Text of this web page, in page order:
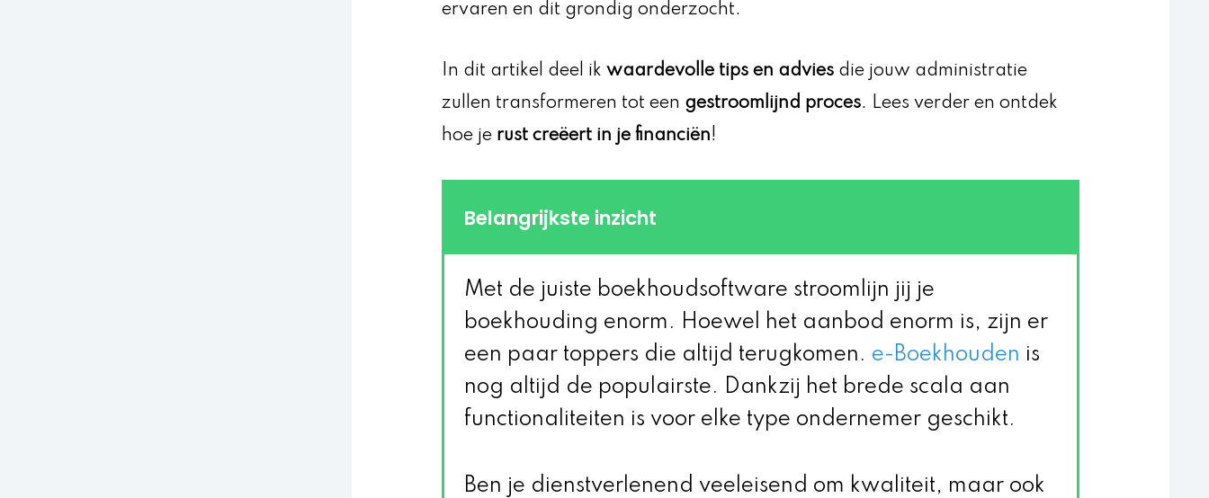
ervaren en dit grondig onderzocht.
In dit artikel deel ik waardevolle tips en advies die jouw administratie
zullen transformeren tot een gestroomlijnd proces. Lees verder en ontdek
hoe je rust creëert in je financiën!
Belangrijkste inzicht
Met de juiste boekhoudsoftware stroomlijn jij je
boekhouding enorm. Hoewel het aanbod enorm is, zijn er
een paar toppers die altijd terugkomen. e-Boekhouden is
nog altijd de populairste. Dankzij het brede scala aan
functionaliteiten is voor elke type ondernemer geschikt.
Ben je dienstverlenend veeleisend om kwaliteit, maar ook